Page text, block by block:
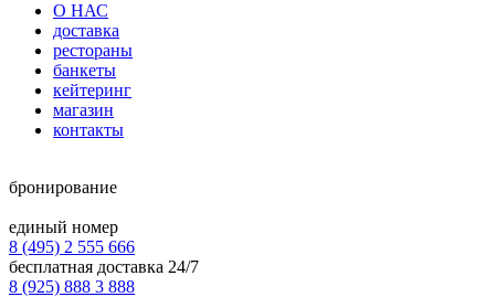
О НАС
доставка
рестораны
банкеты
кейтеринг
магазин
контакты
бронирование
единый номер
8 (495) 2 555 666
бесплатная доставка 24/7
8 (925) 888 3 888